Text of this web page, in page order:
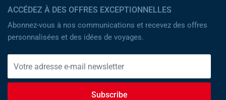
ACCÉDEZ À DES OFFRES EXCEPTIONNELLES
Abonnez-vous à nos communications et recevez des offres
personnalisées et des idées de voyages.
Subscribe